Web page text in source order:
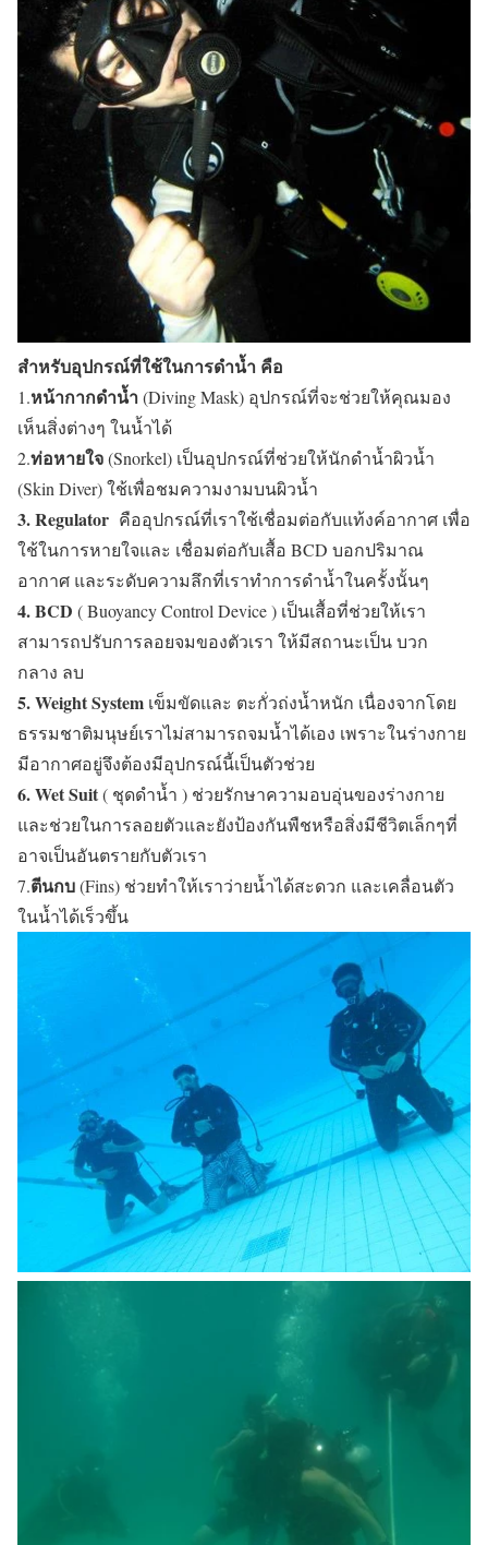
สำหรับอุปกรณ์ที่ใช้ในการดำน้ำ คือ
1.หน้ากากดำน้ำ(Diving Mask) อุปกรณ์ที่จะช่วยให้คุณมอง
เห็นสิ่งต่างๆ ในน้ำได้
2.ท่อหายใจ(Snorkel) เป็นอุปกรณ์ที่ช่วยให้นักดำน้ำผิวน้ำ
(Skin Diver) ใช้เพื่อชมความงามบนผิวน้ำ
3. Regulator คืออุปกรณ์ที่เราใช้เชื่อมต่อกับแท้งค์อากาศ เพื่อ
ใช้ในการหายใจและ เชื่อมต่อกับเสื้อ BCD บอกปริมาณ
อากาศ และระดับความลึกที่เราทำการดำน้ำในครั้งนั้นๆ
4. BCD ( Buoyancy Control Device ) เป็นเสื้อที่ช่วยให้เรา
สามารถปรับการลอยจมของตัวเรา ให้มีสถานะเป็น บวก
กลาง ลบ
5. Weight System เข็มขัดและ ตะกั่วถ่งน้ำหนัก เนื่องจากโดย
ธรรมชาติมนุษย์เราไม่สามารถจมน้ำได้เอง เพราะในร่างกาย
มีอากาศอยู่จึงต้องมีอุปกรณ์นี้เป็นตัวช่วย
6. Wet Suit( ชุดดำน้ำ ) ช่วยรักษาความอบอุ่นของร่างกาย
และช่วยในการลอยตัวและยังป้องกันพืชหรือสิ่งมีชีวิตเล็กๆที่
อาจเป็นอันตรายกับตัวเรา
7.ตีนกบ(Fins) ช่วยทำให้เราว่ายน้ำได้สะดวก และเคลื่อนตัว
ในน้ำได้เร็วขึ้น